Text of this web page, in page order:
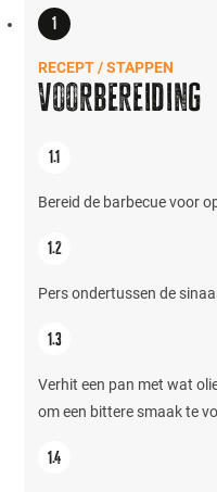
RECEPT / STAPPEN
Voorbereiding
Bereid de barbecue voor
Pers ondertussen de
Verhit een pan met wat
om een bittere smaak te